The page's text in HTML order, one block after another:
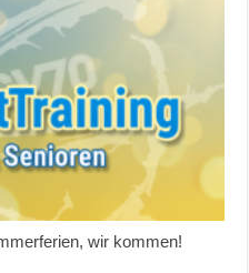
wir kommen!